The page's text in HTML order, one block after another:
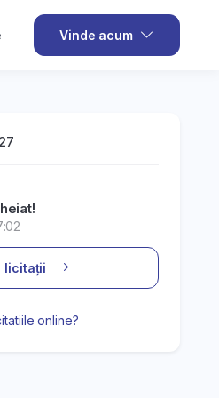
Vinde acum
licitații
online?